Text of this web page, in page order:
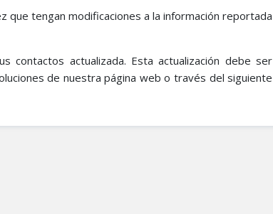
tengan modificaciones a la información reportada
contactos actualizada. Esta actualización debe ser
de nuestra página web o través del siguiente